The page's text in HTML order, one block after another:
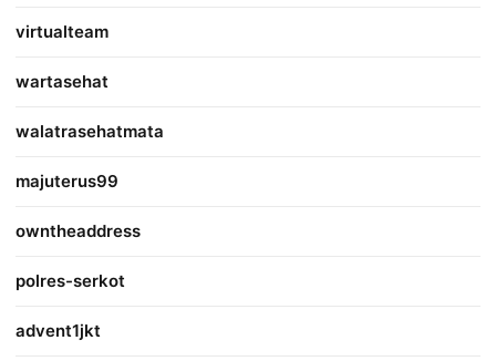
virtualteam
wartasehat
walatrasehatmata
majuterus99
owntheaddress
polres-serkot
advent1jkt